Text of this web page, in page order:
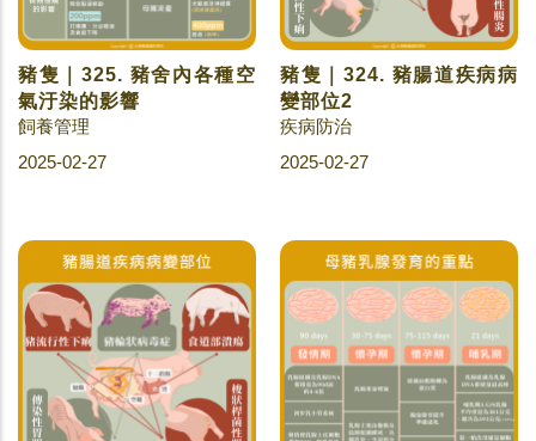
豬隻｜325. 豬舍內各種空
氣汙染的影響
飼養管理
2025-02-27
豬隻｜324. 豬腸道疾病病
變部位2
疾病防治
2025-02-27